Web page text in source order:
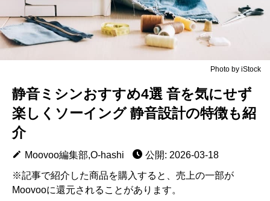
Photo by iStock
静音ミシンおすすめ4選 音を気にせず
楽しくソーイング 静音設計の特徴も紹
介
Moovoo編集部,O-hashi
公開: 2026-03-18
※記事で紹介した商品を購入すると、売上の一部が
Moovooに還元されることがあります。